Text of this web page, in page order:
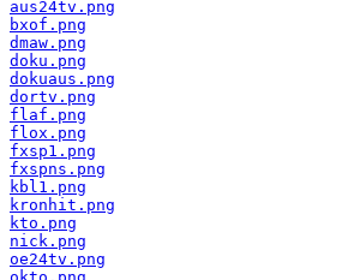
aus24tv.png
bxof.png
dmaw.png
doku.png
dokuaus.png
dortv.png
flaf.png
flox.png
fxsp1.png
fxspns.png
kbl1.png
kronhit.png
kto.png
nick.png
oe24tv.png